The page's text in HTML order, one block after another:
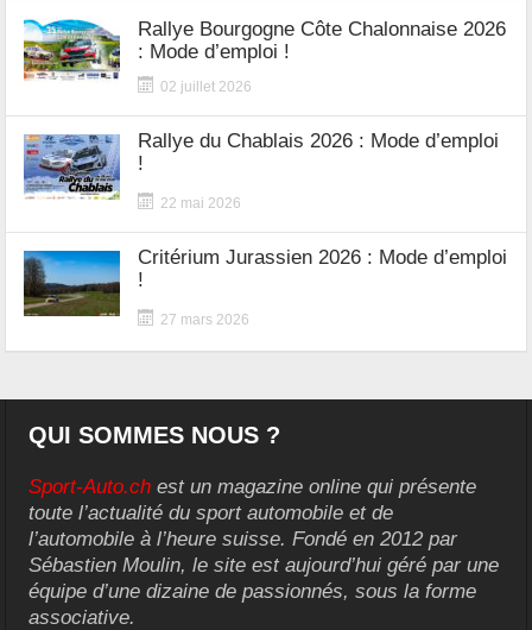
Rallye Bourgogne Côte Chalonnaise 2026
: Mode d’emploi !
02 juillet 2026
Rallye du Chablais 2026 : Mode d’emploi
!
22 mai 2026
Critérium Jurassien 2026 : Mode d’emploi
!
27 mars 2026
QUI SOMMES NOUS ?
Sport-Auto.ch est un magazine online qui présente
toute l’actualité du sport automobile et de
l’automobile à l’heure suisse. Fondé en 2012 par
Sébastien Moulin, le site est aujourd’hui géré par une
équipe d’une dizaine de passionnés, sous la forme
associative.